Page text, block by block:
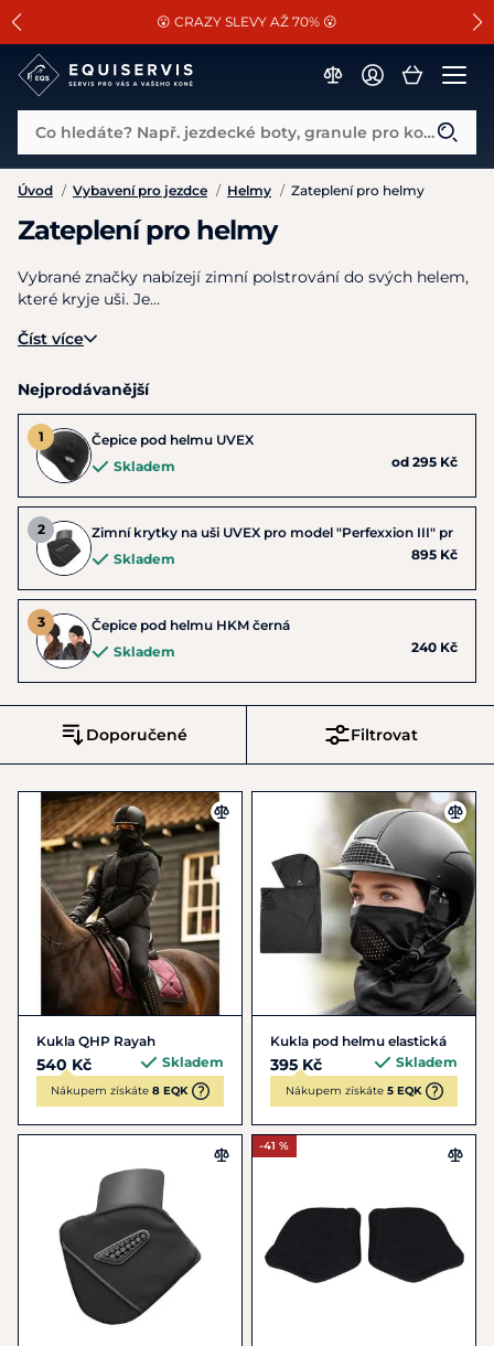
SLEVA 13% na vše od Cassini!
😮 CRAZY SLEVY AŽ 70% 😮
📐Pasování a doplňky k vybraným sedlům ZDARMA 🐴
Co hledáte? Např. jezdecké boty, granule pro koně...
Úvod / Vybavení pro jezdce / Helmy / Zateplení pro helmy
Zateplení pro helmy
Vybrané značky nabízejí zimní polstrování do svých helem,
které kryje uši. Je…
Číst více
Nejprodávanější
Čepice pod helmu UVEX
Skladem
od 295 Kč
Zimní krytky na uši UVEX pro model "Perfexxion III" pr
Skladem
895 Kč
Čepice pod helmu HKM černá
Skladem
240 Kč
Filtrovat
Doporučené
Kukla QHP Rayah
540 Kč Skladem
Nákupem získáte 8 EQK
Kukla pod helmu elastická
395 Kč Skladem
Nákupem získáte 5 EQK
-41 %